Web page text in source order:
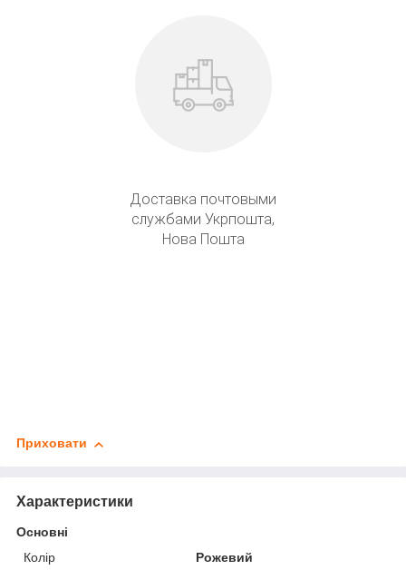
Доставка почтовыми
службами Укрпошта,
Нова Пошта
Приховати
Характеристики
Основні
Колір
Рожевий